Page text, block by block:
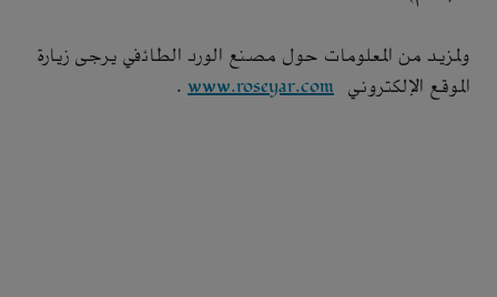
ولمزيد من المعلومات حول مصنع الورد الطائفي يرجى زيارة
الموقع الإلكتروني www.roseyar.com
.